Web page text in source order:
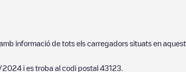
informació de tots els carregadors situats en
2024 i es troba al codi postal 43123